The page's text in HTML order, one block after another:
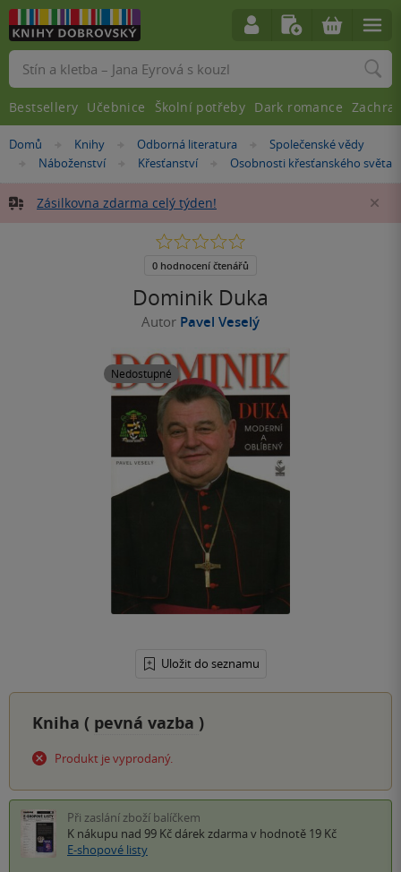
Nacházíte
Domů »Knihy »
Odborná literatura »Společenské vědy
»
Náboženství »
Křesťanství »
Osobnosti křesťanského světa
Zásilkovna zdarma celý týden!
Dominik Duka
Autor Pavel Veselý
Nedostupné
Uložit do seznamu
0.0
5
0 hodnocení čtenářů
Kniha ( pevná vazba )
Produkt je vyprodaný.
Při zaslání zboží balíčkem
K nákupu nad 99 Kč dárek zdarma v hodnotě 19 Kč
E-shopové listy
Vyhledávání
Bestsellery Učebnice Školní potřeby Dark romance